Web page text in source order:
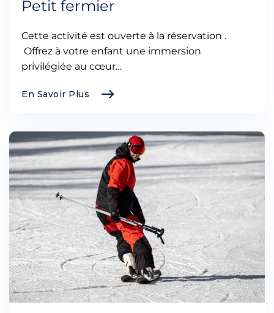
Petit fermier
Cette activité est ouverte à la réservation .
Offrez à votre enfant une immersion
privilégiée au cœur…
En Savoir Plus